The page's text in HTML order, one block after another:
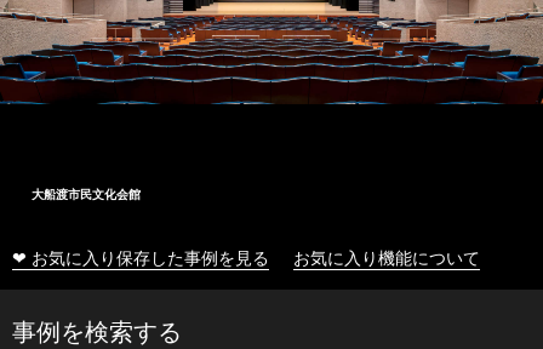
大船渡市民文化会館
❤ お気に入り保存した事例を見る お気に入り機能について
事例を検索する